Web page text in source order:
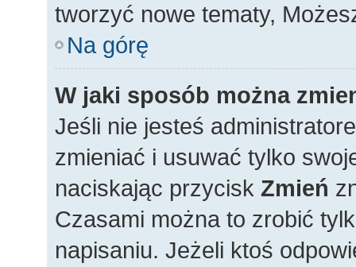
tworzyć nowe tematy,
Na górę
W jaki sposób można
Jeśli nie jesteś
zmieniać i usuwać tylko
naciskając przycisk Zmień
Czasami można to zrobić
napisaniu. Jeżeli ktoś